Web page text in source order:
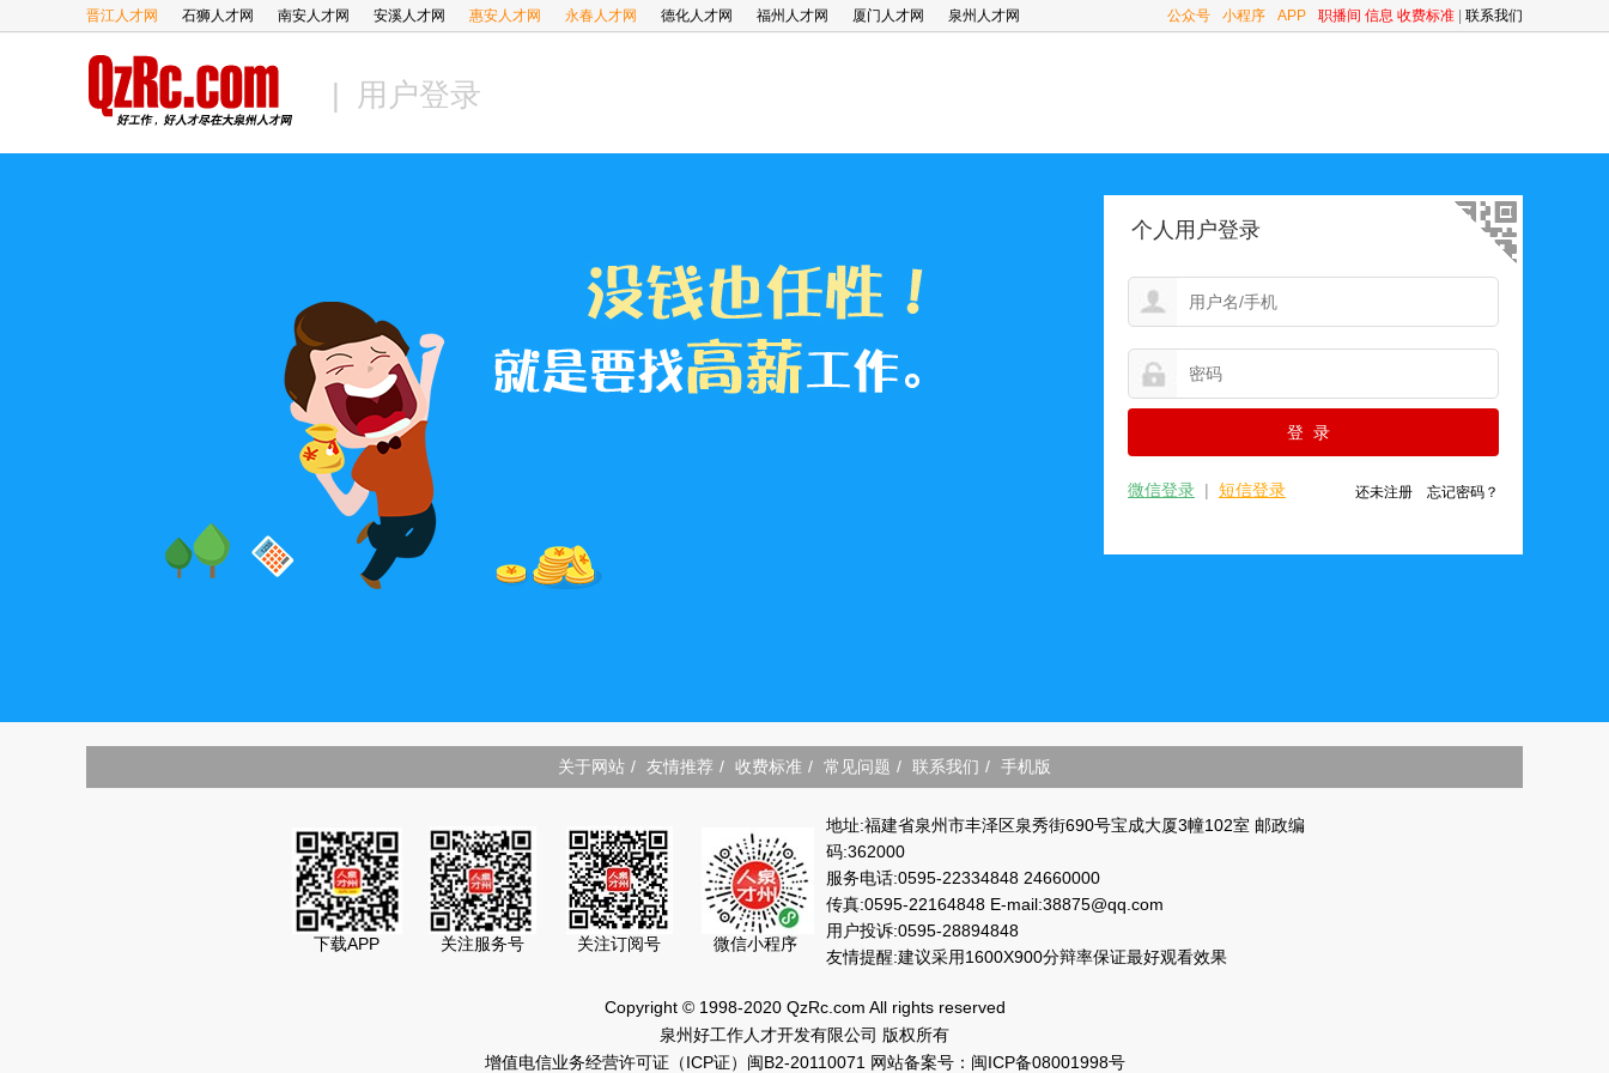
公众号 小程序 APP 职播间 信息 收费标准 联系我们
晋江人才网 石狮人才网 南安人才网 安溪人才网 惠安人才网 永春人才网 德化人才网 福州人才网 厦门人才网 泉州人才网
| 用户登录
个人用户登录
微信登录 | 短信登录 还未注册 忘记密码？
关于网站 / 友情推荐 / 收费标准 / 常见问题 / 联系我们 / 手机版
下载APP 关注服务号 关注订阅号 微信小程序
地址:福建省泉州市丰泽区泉秀街690号宝成大厦3幢102室 邮政编
码:362000
服务电话:0595-22334848 24660000
传真:0595-22164848 E-mail:38875@qq.com
用户投诉:0595-28894848
友情提醒:建议采用1600X900分辩率保证最好观看效果
Copyright © 1998-2020 QzRc.com All rights reserved
泉州好工作人才开发有限公司 版权所有
增值电信业务经营许可证（ICP证）闽B2-20110071 网站备案号：闽ICP备08001998号